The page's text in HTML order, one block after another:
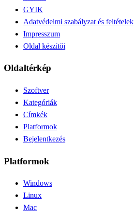
GYIK
Adatvédelmi szabályzat és feltételek
Impresszum
Oldal készítői
Oldaltérkép
Szoftver
Kategóriák
Címkék
Platformok
Bejelentkezés
Platformok
Windows
Linux
Mac